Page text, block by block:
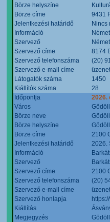
Börze helyszíne
Börze címe
9431
Jelentkezési határidő
Nincs
Információ
Szervező
Szervező címe
8174
Szervező telefonszáma
(20)
Szervező e-mail címe
Látogatók száma
1450
Kiállítók száma
28
Időpontja
2026.
Város
Börze neve
Börze helyszíne
Börze címe
2100
Jelentkezési határidő
2026.
Információ
Szervező
Szervező címe
2100
Szervező telefonszáma
(20)
Szervező e-mail címe
Szervező honlapja
Kiállítás
Megjegyzés